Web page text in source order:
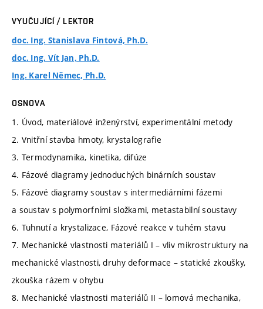
VYUČUJÍCÍ / LEKTOR
doc. Ing. Stanislava Fintová, Ph.D.
doc. Ing. Vít Jan, Ph.D.
Ing. Karel Němec, Ph.D.
OSNOVA
1. Úvod, materiálové inženýrství, experimentální metody
2. Vnitřní stavba hmoty, krystalografie
3. Termodynamika, kinetika, difúze
4. Fázové diagramy jednoduchých binárních soustav
5. Fázové diagramy soustav s intermediárními fázemi
a soustav s polymorfními složkami, metastabilní soustavy
6. Tuhnutí a krystalizace, Fázové reakce v tuhém stavu
7. Mechanické vlastnosti materiálů I – vliv mikrostruktury na
mechanické vlastnosti, druhy deformace – statické zkoušky,
zkouška rázem v ohybu
8. Mechanické vlastnosti materiálů II – lomová mechanika,